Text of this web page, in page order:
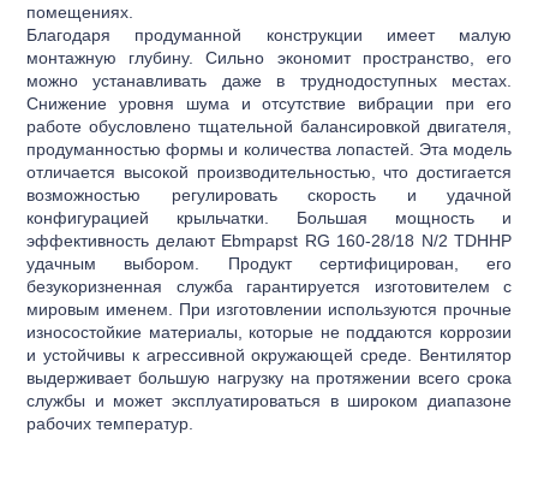
помещениях.
Благодаря продуманной конструкции имеет малую
монтажную глубину. Сильно экономит пространство, его
можно устанавливать даже в труднодоступных местах.
Снижение уровня шума и отсутствие вибрации при его
работе обусловлено тщательной балансировкой двигателя,
продуманностью формы и количества лопастей. Эта модель
отличается высокой производительностью, что достигается
возможностью регулировать скорость и удачной
конфигурацией крыльчатки. Большая мощность и
эффективность делают Ebmpapst RG 160-28/18 N/2 TDHHP
удачным выбором. Продукт сертифицирован, его
безукоризненная служба гарантируется изготовителем с
мировым именем. При изготовлении используются прочные
износостойкие материалы, которые не поддаются коррозии
и устойчивы к агрессивной окружающей среде. Вентилятор
выдерживает большую нагрузку на протяжении всего срока
службы и может эксплуатироваться в широком диапазоне
рабочих температур.